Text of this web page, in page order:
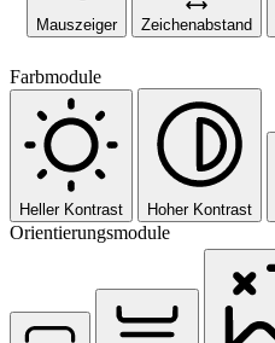
Mauszeiger Zeichenabstand
Farbmodule
Heller Kontrast Hoher Kontrast
Orientierungsmodule